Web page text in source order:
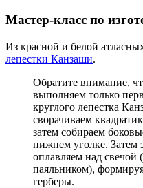
Мастер-класс по
Из красной и белой
лепестки Канзаши.
Обратите внимание,
выполняем только
круглого лепестка
сворачиваем
затем собираем
нижнем уголке. Затем
оплавляем над свечой
паяльником),
герберы.